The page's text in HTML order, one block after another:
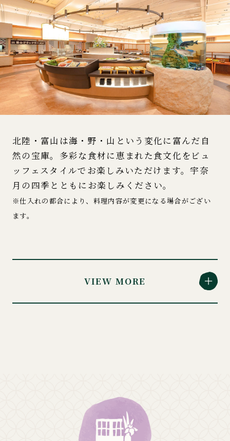
北陸・富山は海・野・山という変化に富んだ自
然の宝庫。多彩な食材に恵まれた食文化をビュ
ッフェスタイルでお楽しみいただけます。宇奈
月の四季とともにお楽しみください。
※仕入れの都合により、料理内容が変更になる場合がござい
ます。
VIEW MORE